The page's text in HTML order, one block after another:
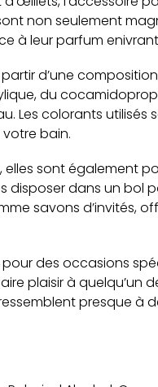
non seulement
à leur parfum
d’une
du
Les colorants
bain.
sont également
dans un bol
savons d’invités,
des occasions
plaisir à quelqu’un
presque à